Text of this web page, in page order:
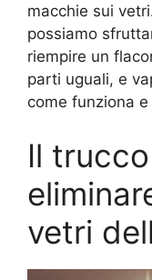
macchie sui
possiamo
riempire un
parti uguali, e
come funziona
Il
vetri